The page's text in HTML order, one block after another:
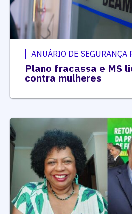
Plano fracassa e MS
contra mulheres